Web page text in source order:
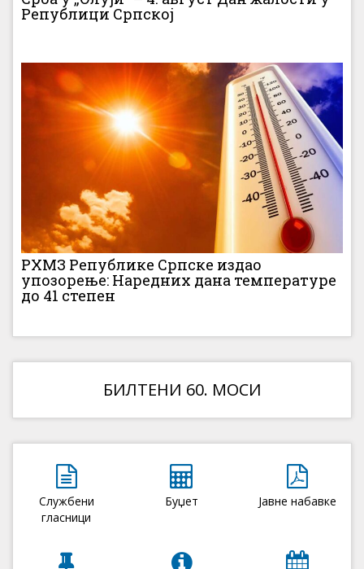
Републици Српској
РХМЗ Републике Српске издао
упозорење: Наредних дана температуре
до 41 степен
БИЛТЕНИ 60. МОСИ
Службени
гласници
Буџет Јавне набавке